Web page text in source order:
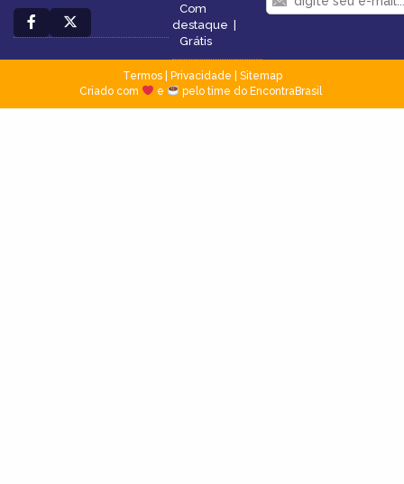
Com
destaque
Grátis
Termos| Privacidade
Sitemap
Criado com
e pelo time do EncontraBrasil